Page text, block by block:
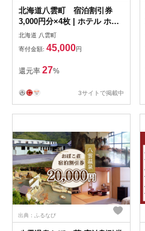
北海道八雲町 宿泊割引券
3,000円分×4枚 | ホテル ホテ
ルチケット 観光 宿泊
北海道 八雲町
寄付金額: 45,000円
還元率 27%
3サイトで掲載中
出典：ふるなび